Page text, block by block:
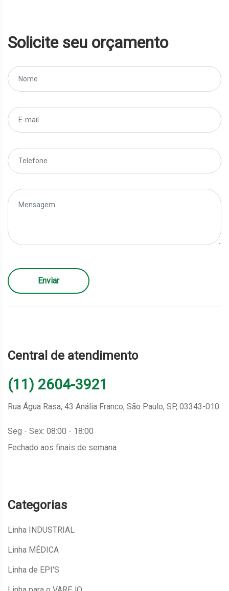
Solicite seu orçamento
Enviar
Central de atendimento
(11) 2604-3921
Rua Água Rasa, 43 Anália Franco, São Paulo, SP, 03343-010
Seg - Sex: 08:00 - 18:00
Fechado aos finais de semana
Categorias
Linha INDUSTRIAL
Linha MÉDICA
Linha de EPI'S